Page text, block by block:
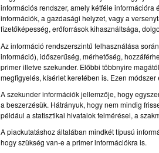
információs rendszer, amely kétféle
információk, a gazdasági helyzet, vagy a
fizetőképesség, erőforrások kihasználtsága,
Az információ rendszerszintű felhasználása
információ), időszerűség, mérhetőség,
primer illetve szekunder. Előbbi többnyire
megfigyelés, kísérlet keretében is. Ezen
A szekunder információk jellemzője, hogy
a beszerzésük. Hátrányuk, hogy nem mindig
például a statisztikai hivatalok felmérései, a
A piackutatáshoz általában mindkét típusú
hogy szükség van-e a primer információkra is.